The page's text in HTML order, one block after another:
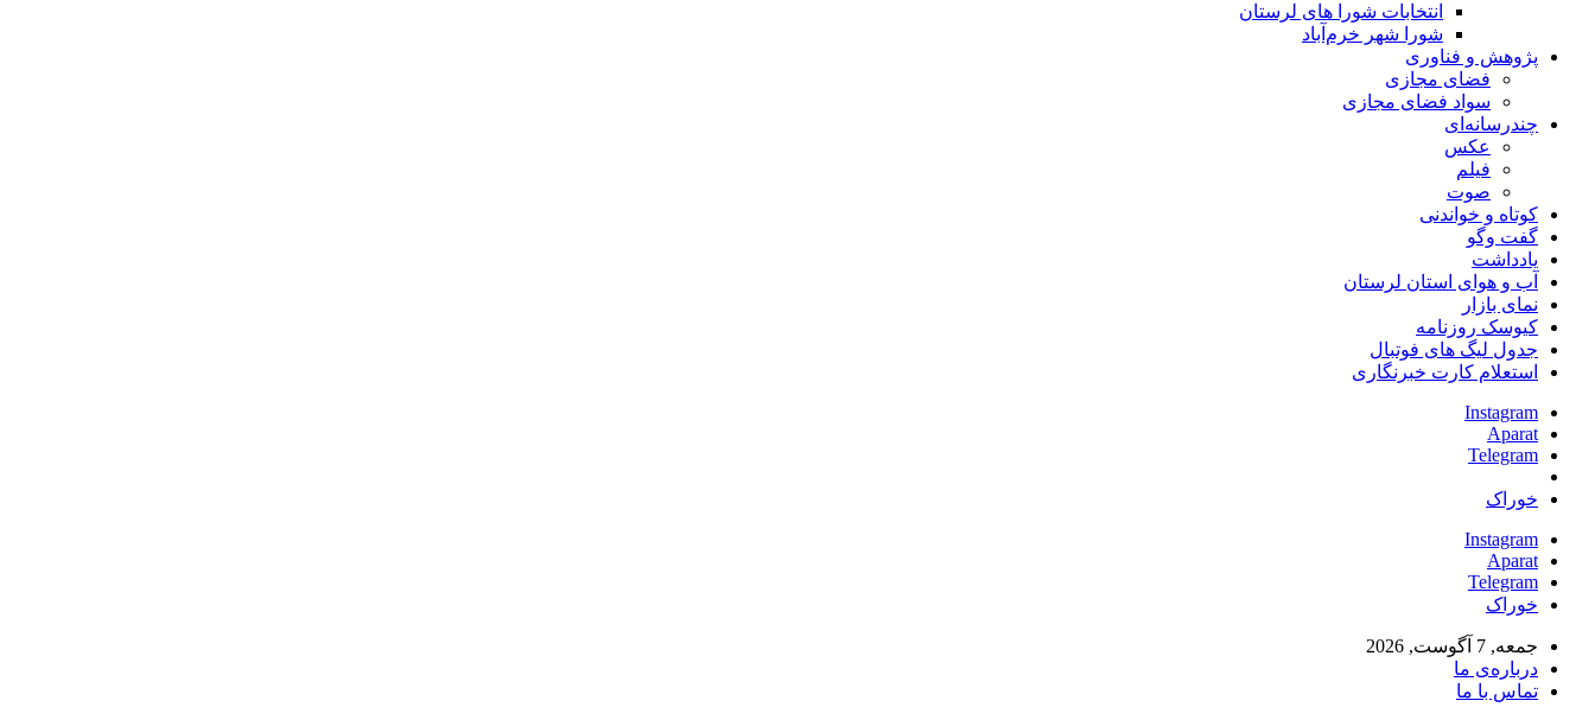
انتخابات شورا های لرستان
شورا شهر خرم‌آباد
پژوهش و فناوری
فضای مجازی
سواد فضای مجازی
چندرسانه‌ای
عكس
فیلم
صوت
کوتاه و خواندنی
گفت وگو
یادداشت
آب و هوای استان لرستان
نمای بازار
کیوسک روزنامه
جدول لیگ های فوتبال
استعلام کارت خبرنگاری
Instagram
Aparat
Telegram
خوراک
Instagram
Aparat
Telegram
خوراک
جمعه, 7 آگوست, 2026
درباره‌ی ما
تماس با ما